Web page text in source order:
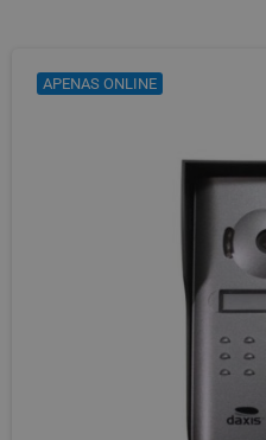
APENAS ONLINE